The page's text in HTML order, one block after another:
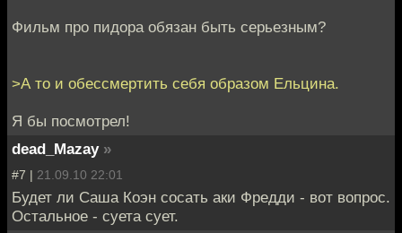
Фильм про пидора обязан быть серьезным?
>А то и обессмертить себя образом Ельцина.
Я бы посмотрел!
dead_Mazay »
#7 | 21.09.10 22:01
Будет ли Саша Коэн сосать аки Фредди - вот вопрос.
Остальное - суета сует.